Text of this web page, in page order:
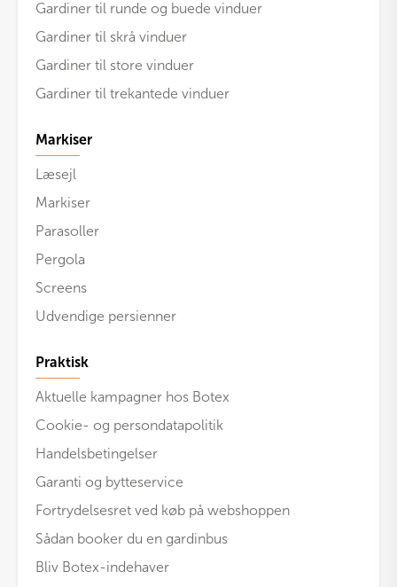
Gardiner til runde og buede vinduer
Gardiner til skrå vinduer
Gardiner til store vinduer
Gardiner til trekantede vinduer
Markiser
Læsejl
Markiser
Parasoller
Pergola
Screens
Udvendige persienner
Praktisk
Aktuelle kampagner hos Botex
Cookie- og persondatapolitik
Handelsbetingelser
Garanti og bytteservice
Fortrydelsesret ved køb på webshoppen
Sådan booker du en gardinbus
Bliv Botex-indehaver